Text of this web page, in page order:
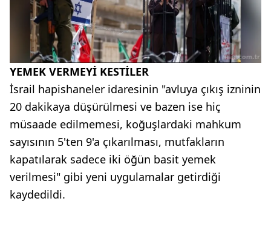
YEMEK VERMEYİ KESTİLER
İsrail hapishaneler idaresinin "avluya çıkış izninin
20 dakikaya düşürülmesi ve bazen ise hiç
müsaade edilmemesi, koğuşlardaki mahkum
sayısının 5'ten 9'a çıkarılması, mutfakların
kapatılarak sadece iki öğün basit yemek
verilmesi" gibi yeni uygulamalar getirdiği
kaydedildi.